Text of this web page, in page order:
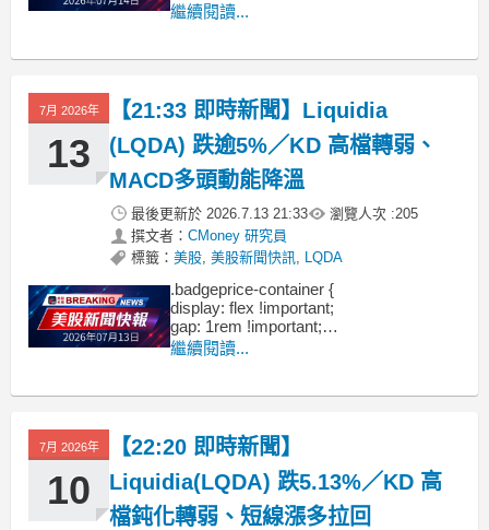
flex-wrap: wrap !important; /* 自動換行 */
繼續閱讀...
7月 2026年
13
【21:33 即時新聞】Liquidia
(LQDA) 跌逾5%／KD 高檔轉弱、
MACD多頭動能降溫
最後更新於 2026.7.13 21:33 瀏覽人次 :205
撰文者： CMoney 研究員
標籤： 美股, 美股新聞快訊, LQDA
.badgeprice-container {
display: flex !important;
gap: 1rem !important;
flex-wrap: wrap !important; /* 自動換行 */
繼續閱讀...
7月 2026年
10
【22:20 即時新聞】
Liquidia(LQDA) 跌5.13%／KD 高
檔鈍化轉弱、短線漲多拉回